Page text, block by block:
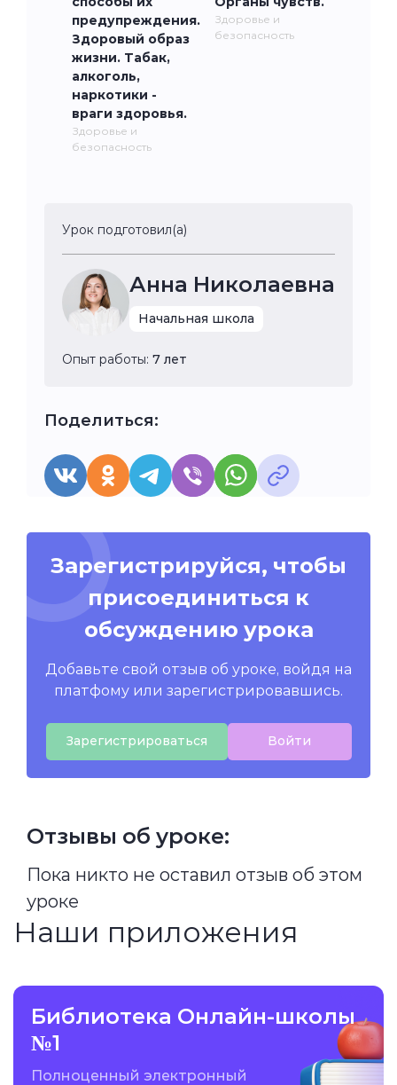
предупреждения.
Здоровый образ
жизни. Табак,
алкоголь,
наркотики -
враги здоровья.
Здоровье и
безопасность
Здоровье и
безопасность
Урок подготовил(а)
Анна Николаевна
Начальная школа
Опыт работы: 7 лет
Поделиться:
Зарегистрируйся, чтобы
присоединиться к
обсуждению урока
Добавьте свой отзыв об уроке, войдя на
платфому или зарегистрировавшись.
Зарегистрироваться Войти
Отзывы об уроке:
Пока никто не оставил отзыв об этом
уроке
Наши приложения
Библиотека Онлайн-школы
№1
Полноценный электронный